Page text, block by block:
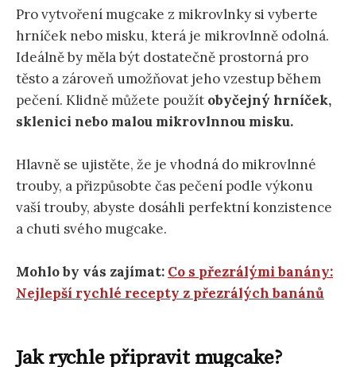
Pro vytvoření mugcake z mikrovlnky si vyberte
hrníček nebo misku, která je mikrovlnně odolná.
Ideálně by měla být dostatečně prostorná pro
těsto a zároveň umožňovat jeho vzestup během
pečení. Klidně můžete použít obyčejný hrníček,
sklenici nebo malou mikrovlnnou misku.
Hlavně se ujistěte, že je vhodná do mikrovlnné
trouby, a přizpůsobte čas pečení podle výkonu
vaší trouby, abyste dosáhli perfektní konzistence
a chuti svého mugcake.
Mohlo by vás zajímat: Co s přezrálými banány:
Nejlepší rychlé recepty z přezrálých banánů
Jak rychle připravit mugcake?